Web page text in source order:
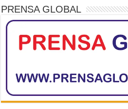
PRENSA GLOBAL